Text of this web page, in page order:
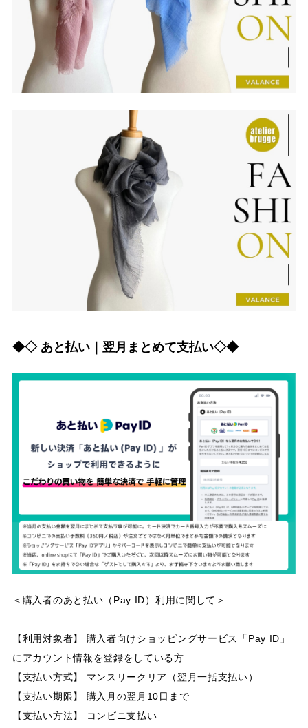
◆◇ あと払い｜翌月まとめて支払い◇◆
＜購入者のあと払い（Pay ID）利用に関して＞
【利用対象者】 購入者向けショッピングサービス「Pay ID」
にアカウント情報を登録をしている方
【支払い方式】 マンスリークリア（翌月一括支払い）
【支払い期限】 購入月の翌月10日まで
【支払い方法】 コンビニ支払い